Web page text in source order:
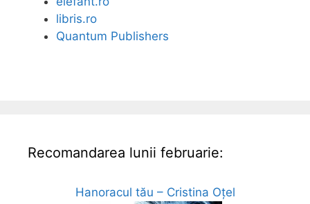
libris.ro
Quantum Publishers
Recomandarea lunii februarie:
Hanoracul tău – Cristina Oțel